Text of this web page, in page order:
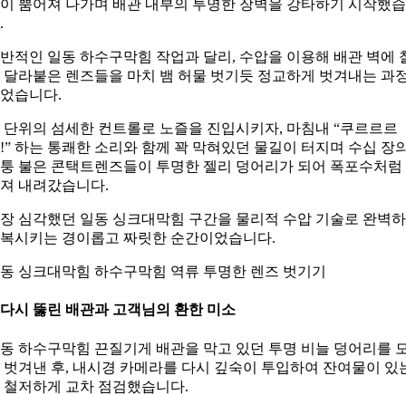
뿜어져 나가며 배관 내부의 투명한 장벽을 강타하기 시작했
적인 일동 하수구막힘 작업과 달리, 수압을 이용해 배관 벽에
달라붙은 렌즈들을 마치 뱀 허물 벗기듯 정교하게 벗겨내는 과
습니다.
단위의 섬세한 컨트롤로 노즐을 진입시키자, 마침내 “쿠르르르
하는 통쾌한 소리와 함께 꽉 막혀있던 물길이 터지며 수십 장
불은 콘택트렌즈들이 투명한 젤리 덩어리가 되어 폭포수처럼
내려갔습니다.
심각했던 일동 싱크대막힘 구간을 물리적 수압 기술로 완벽
시키는 경이롭고 짜릿한 순간이었습니다.
싱크대막힘 하수구막힘 역류 투명한 렌즈 벗기기
시 뚫린 배관과 고객님의 환한 미소
하수구막힘 끈질기게 배관을 막고 있던 투명 비늘 덩어리를
벗겨낸 후, 내시경 카메라를 다시 깊숙이 투입하여 잔여물이 있
철저하게 교차 점검했습니다.